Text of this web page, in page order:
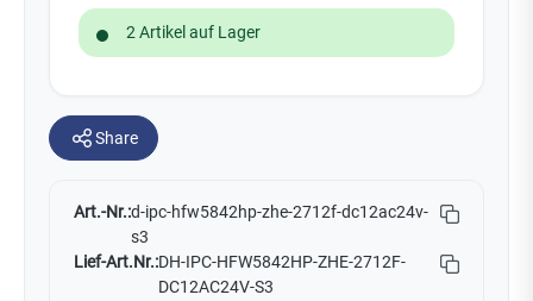
2 Artikel auf Lager
Share
Art.-Nr.:d-ipc-hfw5842hp-zhe-2712f-dc12ac24v-
s3
Lief-Art.Nr.:DH-IPC-HFW5842HP-ZHE-2712F-
DC12AC24V-S3